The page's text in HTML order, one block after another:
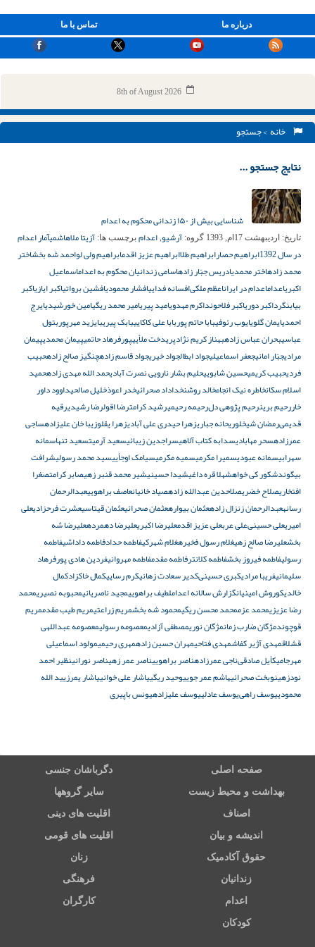
تماس با ما درباره ما
8th of August 2026
خانه > جستجو
نتایج جستجو ...
شناسایی بیش از ۱۵۰ زندانی محکوم به اعدام
تاریخ: اردیبهشت 17ام, 1393 گروه: آرشیو, اعدام برچسب ها: آزیتا ملاهاشمیآمار اعدام
در سال 1392
ابراهیم حصارابراهیم طلاابراهیم عزیز اقدمابراهیم ولی لواحمد شه بخشاختر
محمد زادهاختر محمدیادریس جبّار زادهاسامی زندانیان محکوم به اعداماسماعیل
اکبریاعداماعدام در ایراناعظم ملکی‌افسانه فداییافشار محمودیافشین برواتیاکبر ایازیاکبر
بیابنگرداکبر دوریاکبر فلاحونداکرم مهدویامید پیریامیر محمد ریگیامین خورشیدیایرج
احمدیایمان گلویایوب رئوفیبابا حاتم پوربابا علی کاکاییبابک پیریبایزید مهرپوربتول
عباسیبحران عباس زادهبهناز کریم نژادپریدخت ملأییپورفرهاد حاتمیپیمان محمدیپیمان
مرادیجبّار امانیجعفر اسماعیلیجواد ابطالجواد خیریجواد قاسم زادهچنگیز صالح زادهحبیب
فردیحبیب کریمیحسین شابوییحلیم بشار نارویی نصرت آبادیحمد الله مهدی زادهحمید
اسلام سکانخاطره نیک انجامخالد روشنخداداد صحرائیخدر اعوذخلیل صالحیداوود داور
خاررحیم برینرحیم پژوهی دل‌رحیمه رحیمیرشید کرامترضا اقولرضا رشیدیرقیه
قدیمی‌رمضان شیخلوریحانه جباریزهرا حیدری علی‌ آبادیزهرا یقلوزیبا خان علیزادهساجی
عمرزادهسحر مهابادیسدابه کتاب آلاهیسراجدین زیبائیسعید آرمیتسعید تنهاسمانه
سهرابیسمانه عبودیسمیرا مکرمیسمیه مکرمیسیامک اوجأییسید محمد رسولیشرافت
بیگوندشکور کی خواهشهلا قره داغیشیدا حسینیشیر محمد قنبر زهیصابر کرامتصغرا
افتخاریصلاح خضریصلاحدین عبدالله زادهصیاد خانیانعاصف براهوییعبدالرحمان
رسانهعبدالرحمان زنزال زادهعثمان بیوارهعثمان صحرائیعثمان قیتاسیعشرت فرحزادیعلی
امیریعلی‌ حسینی‌علی عربعلی‌ عزیز اقدمعلیرضا اکبریعلیرضا دهمردهعلیرضا شه
بخشعلیرضا صالح زهیغلام رسول فخیرهغلام شهرکیفاطمه حدادفاطمه داداشیفاطمه
رسولیفاطمه فیروز بخشفاطمه کلانترفاطمه مقدمفاطمه مهروانیفردین هادی پورفرهاد
سلیمانیفریبا مرادیکبری حسینی‌کدیر سعادت زهانیکرم رساییکمال خاکزادکمال
خالدیکوروش امینیانگزارش سالانه اعداملطیف براهوییمجید ناصریانیمحبوبه نصیریمحمد
رضا عزیزیمحمد عزممحمد محسن ریگیمحمود شه بخشمریم زراعتیمریم طیب مقدممریم
قوچوندمژگان ضارب زمانمژگان نوریمصطفی آزادیمعصومه رسولیمعصومه عبداللهی
قشلاقمهدی آژیر کفاشمهدی فتاحیمهران حسین زادهمهری رحیمیمولود اسماعیلی
مهرجامیکأیل صادقی‌ناجی عمرزادهناصر براهوییناصر عمر زهیناصر نورانینظیر احمد
نودزهینوبخت صحرائیهاشم عمر جوییوحید ریگییاشار علی‌ خوانییاشار یمرزیید الله
محمودییوسف راهی‌یوسف عادلییوسف علیزادهیونس باپیری
صفحه اصلی دگرباشان جنسی
بهداشت و محیط زیست سایر گروهها
اصناف اقلیت های دینی
اندیشه و بیان اقلیت های قومی
حقوق آکادمیک زنان
زندانیان فرهنگی
اعدام کارگران
کودکان